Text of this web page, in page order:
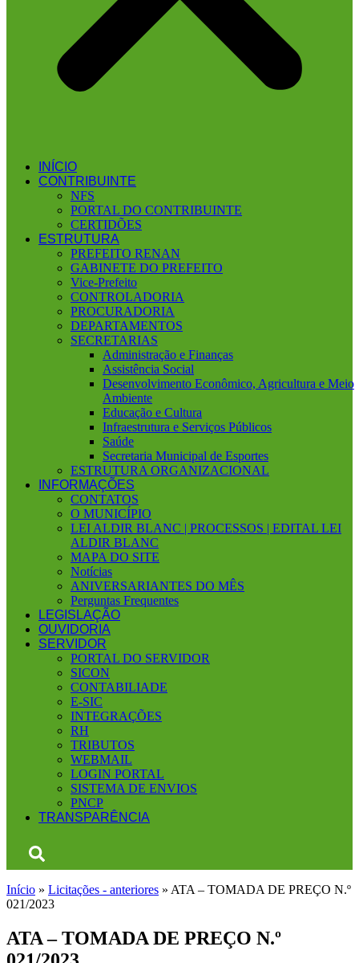
INÍCIO
CONTRIBUINTE
NFS
PORTAL DO CONTRIBUINTE
CERTIDÕES
ESTRUTURA
PREFEITO RENAN
GABINETE DO PREFEITO
Vice-Prefeito
CONTROLADORIA
PROCURADORIA
DEPARTAMENTOS
SECRETARIAS
Administração e Finanças
Assistência Social
Desenvolvimento Econômico, Agricultura e Meio
Ambiente
Educação e Cultura
Infraestrutura e Serviços Públicos
Saúde
Secretaria Municipal de Esportes
ESTRUTURA ORGANIZACIONAL
INFORMAÇÕES
CONTATOS
O MUNICÍPIO
LEI ALDIR BLANC | PROCESSOS | EDITAL LEI
ALDIR BLANC
MAPA DO SITE
Notícias
ANIVERSARIANTES DO MÊS
Perguntas Frequentes
LEGISLAÇÃO
OUVIDORIA
SERVIDOR
PORTAL DO SERVIDOR
SICON
CONTABILIADE
E-SIC
INTEGRAÇÕES
RH
TRIBUTOS
WEBMAIL
LOGIN PORTAL
SISTEMA DE ENVIOS
PNCP
TRANSPARÊNCIA
Início » Licitações - anteriores » ATA – TOMADA DE PREÇO N.º
021/2023
ATA – TOMADA DE PREÇO N.º